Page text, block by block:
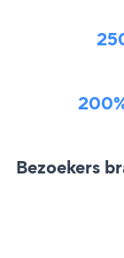
Bezoekers